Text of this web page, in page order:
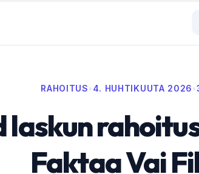
RAHOITUS•4. HUHTIKUUTA 2026•
laskun
Faktaa Vai